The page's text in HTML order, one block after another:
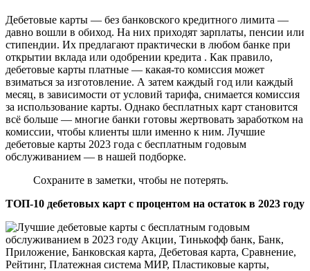
Дебетовые карты — без банковского кредитного лимита —
давно вошли в обиход. На них приходят зарплаты, пенсии или
стипендии. Их предлагают практически в любом банке при
открытии вклада или одобрении кредита . Как правило,
дебетовые карты платные — какая-то комиссия может
взиматься за изготовление. А затем каждый год или каждый
месяц, в зависимости от условий тарифа, снимается комиссия
за использование карты. Однако бесплатных карт становится
всё больше — многие банки готовы жертвовать заработком на
комиссии, чтобы клиенты шли именно к ним. Лучшие
дебетовые карты 2023 года с бесплатным годовым
обслуживанием — в нашей подборке.
Сохраните в заметки, чтобы не потерять.
ТОП-10 дебетовых карт с процентом на остаток в 2023 году